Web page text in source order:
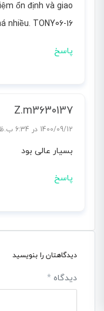
ổn định và giao
nhiều. TONY06-16
پاسخ
Z.m3630137
1400/09/12 در 6:34 ب.ظ
بسیار عالی بود
پاسخ
دیدگاهتان را بنویسید
دیدگاه *